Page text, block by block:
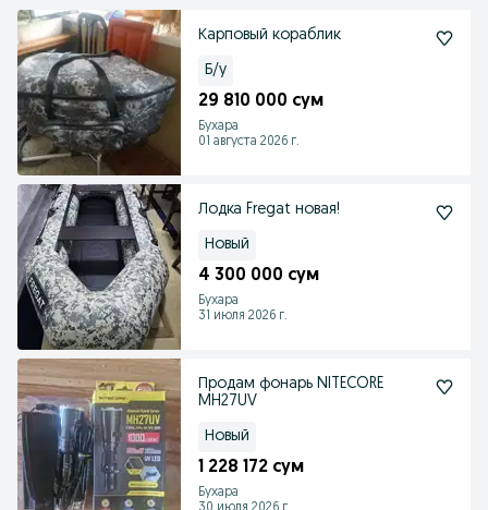
Карповый кораблик
Б/у
29 810 000 сум
Бухара
01 августа 2026 г.
Лодка Fregat новая!
Новый
4 300 000 сум
Бухара
31 июля 2026 г.
Продам фонарь NITECORE
MH27UV
Новый
1 228 172 сум
Бухара